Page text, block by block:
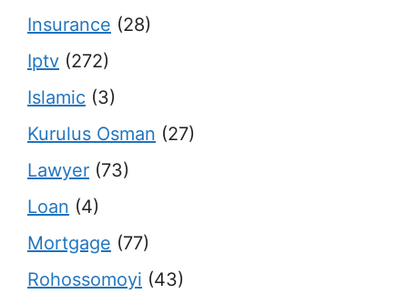
Insurance (28)
Iptv (272)
Islamic (3)
Kurulus Osman (27)
Lawyer (73)
Loan (4)
Mortgage (77)
Rohossomoyi (43)